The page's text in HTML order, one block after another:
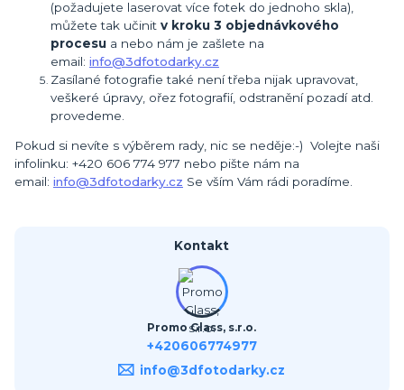
(požadujete laserovat více fotek do jednoho skla),
můžete tak učinit v kroku 3 objednávkového
procesu a nebo nám je zašlete na
email: info@3dfotodarky.cz
Zasílané fotografie také není třeba nijak upravovat,
veškeré úpravy, ořez fotografií, odstranění pozadí atd.
provedeme.
Pokud si nevíte s výběrem rady, nic se neděje:-) Volejte naši
infolinku: +420 606 774 977 nebo pište nám na
email: info@3dfotodarky.cz Se vším Vám rádi poradíme.
Kontakt
Promo Glass, s.r.o.
+420606774977
info@3dfotodarky.cz